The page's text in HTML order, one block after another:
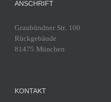
ANSCHRIFT
Graubündner Str. 100
Rückgebäude
81475 München
KONTAKT